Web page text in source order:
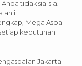
tidak sia-sia.
ahli
Mega Aspal
kebutuhan
Jakarta